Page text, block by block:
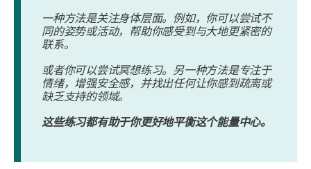
一种方法是关注身体层面。例如，你可以尝试不
同的姿势或活动，帮助你感受到与大地更紧密的
联系。
或者你可以尝试冥想练习。另一种方法是专注于
情绪，增强安全感，并找出任何让你感到疏离或
缺乏支持的领域。
这些练习都有助于你更好地平衡这个能量中心。